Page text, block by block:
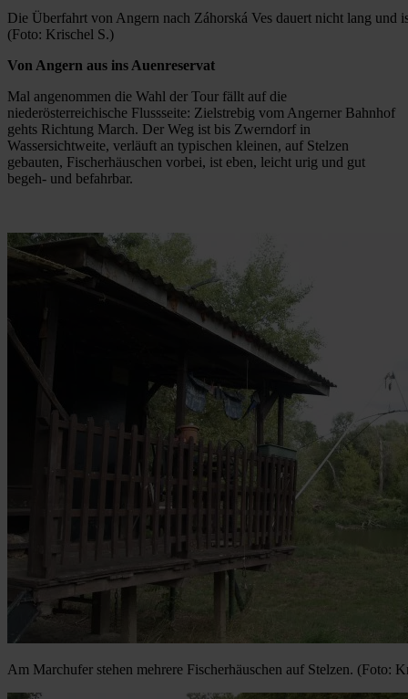
Die Überfahrt von Angern nach Záhorská Ves dauert nicht lang und
(Foto: Krischel S.)
Von Angern aus ins Auenreservat
Mal angenommen die Wahl der Tour fällt auf die
niederösterreichische Flussseite: Zielstrebig vom Angerner Bahnhof
gehts Richtung March. Der Weg ist bis Zwerndorf in
Wassersichtweite, verläuft an typischen kleinen, auf Stelzen
gebauten, Fischerhäuschen vorbei, ist eben, leicht urig und gut
begeh- und befahrbar.
Am Marchufer stehen mehrere Fischerhäuschen auf Stelzen. (Foto: